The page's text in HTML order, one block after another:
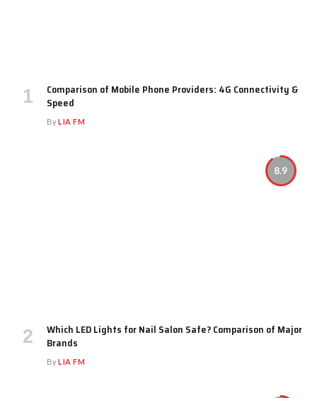
Comparison of Mobile Phone Providers: 4G Connectivity &
Speed
ByLIA FM
8.9
Which LED Lights for Nail Salon Safe? Comparison of Major
Brands
ByLIA FM